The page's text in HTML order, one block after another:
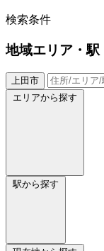
検索条件
地域エリア・駅
上田市
エリアから探す
駅から探す